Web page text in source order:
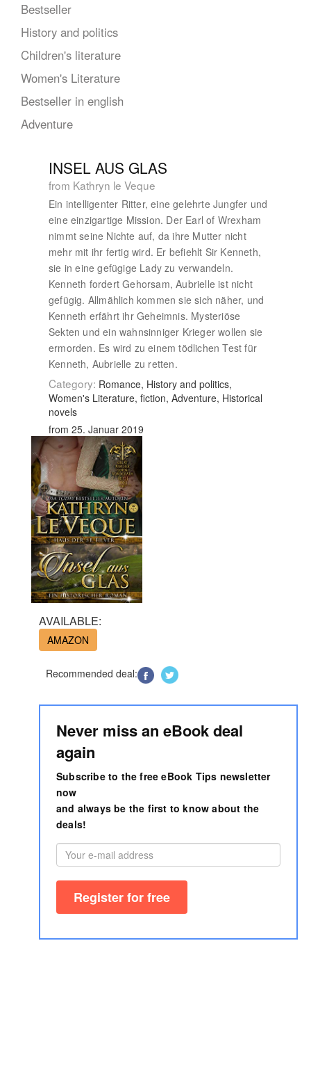
Bestseller
History and politics
Children's literature
Women's Literature
Bestseller in english
Adventure
INSEL AUS GLAS
from Kathryn le Veque
Ein intelligenter Ritter, eine gelehrte Jungfer und
eine einzigartige Mission. Der Earl of Wrexham
nimmt seine Nichte auf, da ihre Mutter nicht
mehr mit ihr fertig wird. Er befiehlt Sir Kenneth,
sie in eine gefügige Lady zu verwandeln.
Kenneth fordert Gehorsam, Aubrielle ist nicht
gefügig. Allmählich kommen sie sich näher, und
Kenneth erfährt ihr Geheimnis. Mysteriöse
Sekten und ein wahnsinniger Krieger wollen sie
ermorden. Es wird zu einem tödlichen Test für
Kenneth, Aubrielle zu retten.
Category: Romance, History and politics,
Women's Literature, fiction, Adventure, Historical
novels
from 25. Januar 2019
AVAILABLE:
AMAZON
Recommended deal:
Never miss an eBook deal
again
Subscribe to the free eBook Tips newsletter
now
and always be the first to know about the
deals!